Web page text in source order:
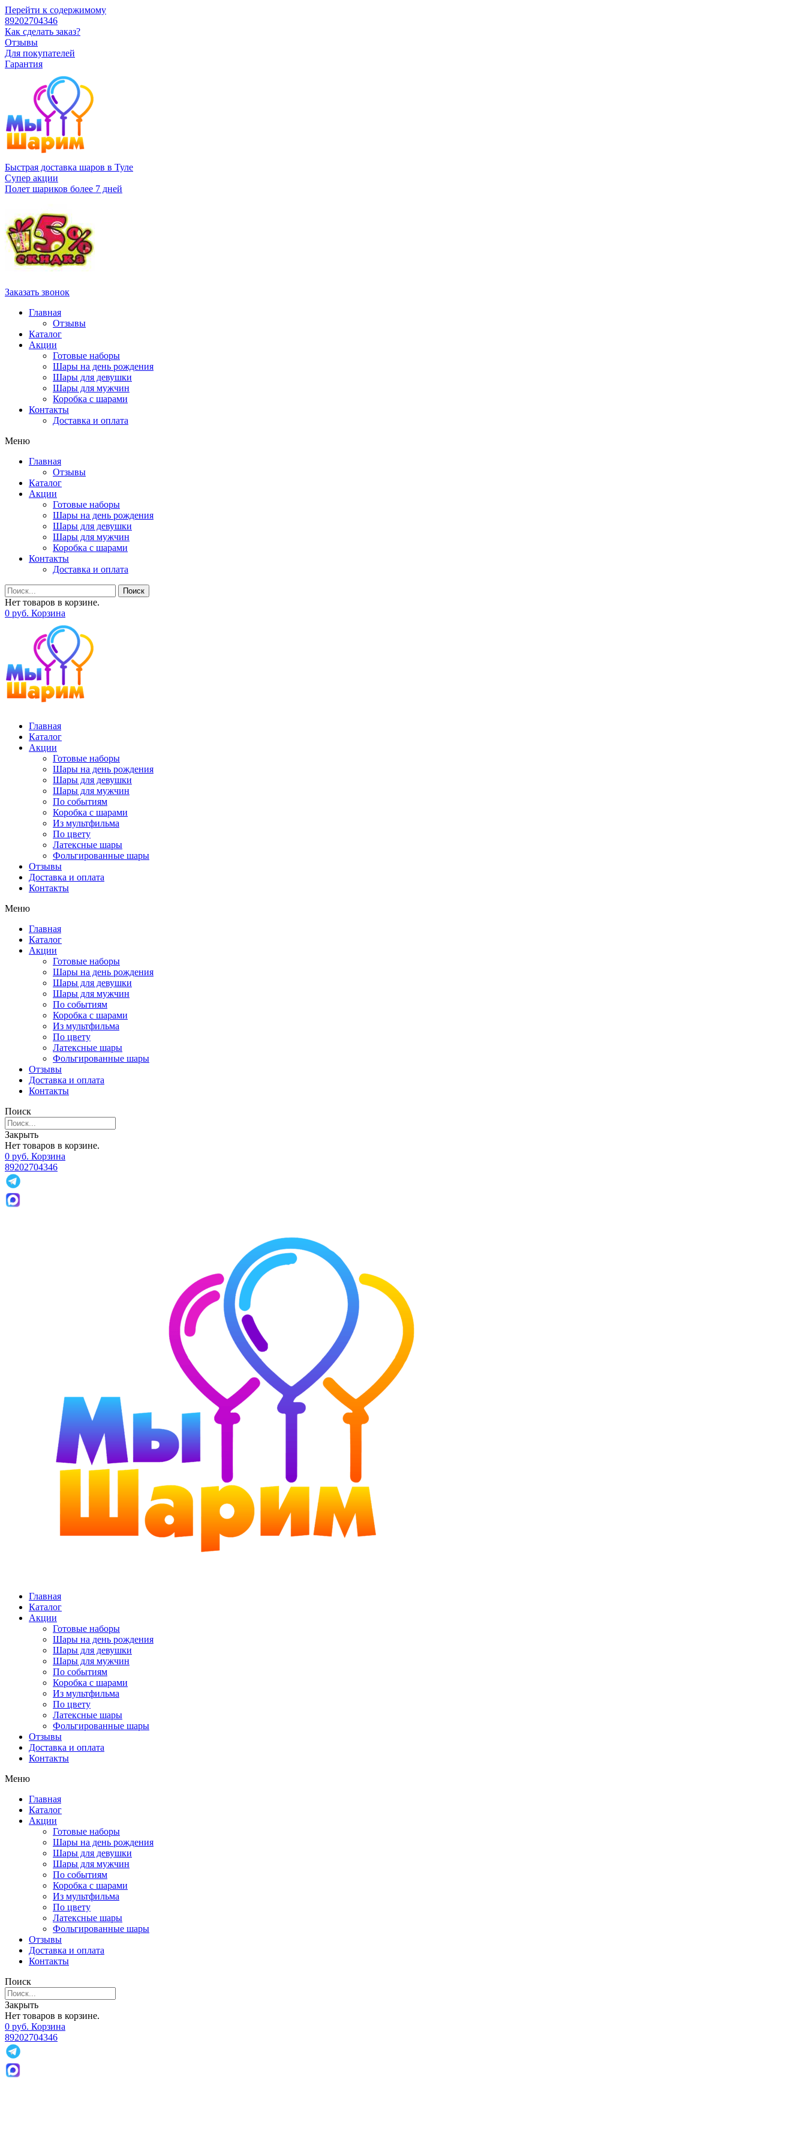
Перейти к содержимому
89202704346
Как сделать заказ?
Отзывы
Для покупателей
Гарантия
Быстрая доставка шаров в Туле
Супер акции
Полет шариков более 7 дней
Заказать звонок
Главная
Отзывы
Каталог
Акции
Готовые наборы
Шары на день рождения
Шары для девушки
Шары для мужчин
Коробка с шарами
Контакты
Доставка и оплата
Меню
Главная
Отзывы
Каталог
Акции
Готовые наборы
Шары на день рождения
Шары для девушки
Шары для мужчин
Коробка с шарами
Контакты
Доставка и оплата
Поиск
Нет товаров в корзине.
0 руб. Корзина
Главная
Каталог
Акции
Готовые наборы
Шары на день рождения
Шары для девушки
Шары для мужчин
По событиям
Коробка с шарами
Из мультфильма
По цвету
Латексные шары
Фольгированные шары
Отзывы
Доставка и оплата
Контакты
Меню
Главная
Каталог
Акции
Готовые наборы
Шары на день рождения
Шары для девушки
Шары для мужчин
По событиям
Коробка с шарами
Из мультфильма
По цвету
Латексные шары
Фольгированные шары
Отзывы
Доставка и оплата
Контакты
Поиск
Закрыть
Нет товаров в корзине.
0 руб. Корзина
89202704346
Главная
Каталог
Акции
Готовые наборы
Шары на день рождения
Шары для девушки
Шары для мужчин
По событиям
Коробка с шарами
Из мультфильма
По цвету
Латексные шары
Фольгированные шары
Отзывы
Доставка и оплата
Контакты
Меню
Главная
Каталог
Акции
Готовые наборы
Шары на день рождения
Шары для девушки
Шары для мужчин
По событиям
Коробка с шарами
Из мультфильма
По цвету
Латексные шары
Фольгированные шары
Отзывы
Доставка и оплата
Контакты
Поиск
Закрыть
Нет товаров в корзине.
0 руб. Корзина
89202704346